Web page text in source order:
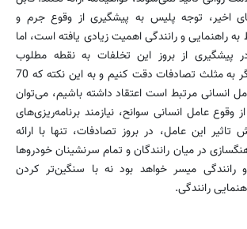
اخیر، توجه پلیس به پیشگیری از وقوع جرم و
راهنمایی و رانندگی اهمیت زیادی یافته است، اما
پیشگیری از بروز این تخلفات به نقطه مطلوب
نرسیده‌ایم، در واقع اگر به مثلث تصادفات دقت كنیم و به این نكته كه 70
انسانی مرتبط است اعتقاد داشته باشیم، می‌توان
وقوع عامل انسانی سوانح، نیازمند برنامه‌ریزی‌های
این عامل، در بروز تصادفات، تنها با ارائه
در میان رانندگان و تمام سرنشینان خودروها
رانندگی میسر خواهد بود نه با سنگین‌تر كردن
رانندگی.